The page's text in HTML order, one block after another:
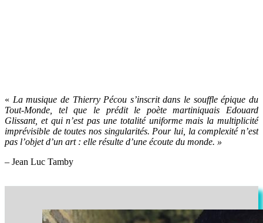
« La musique de Thierry Pécou s’inscrit dans le souffle épique du
Tout-Monde, tel que le prédit le poète martiniquais Edouard
Glissant, et qui n’est pas une totalité uniforme mais la multiplicité
imprévisible de toutes nos singularités. Pour lui, la complexité n’est
pas l’objet d’un art : elle résulte d’une écoute du monde. »
– Jean Luc Tamby